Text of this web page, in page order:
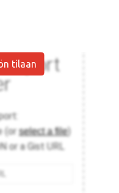
tilaan